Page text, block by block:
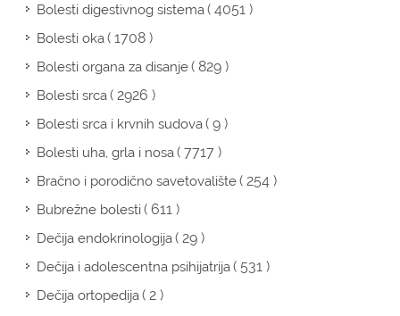
Bolesti digestivnog sistema( 4051 )
Bolesti oka( 1708 )
Bolesti organa za disanje( 829 )
Bolesti srca( 2926 )
Bolesti srca i krvnih sudova( 9 )
Bolesti uha, grla i nosa( 7717 )
Bračno i porodično savetovalište( 254 )
Bubrežne bolesti( 611 )
Dečija endokrinologija( 29 )
Dečija i adolescentna psihijatrija( 531 )
Dečija ortopedija( 2 )